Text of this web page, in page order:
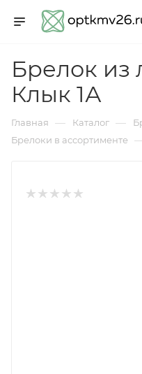
Брелок из
Клык 1А
Главная — Каталог —
Брелоки в ассортименте